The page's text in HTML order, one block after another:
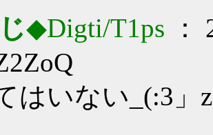
◆Digti/T1ps ：
はいない_(:3」